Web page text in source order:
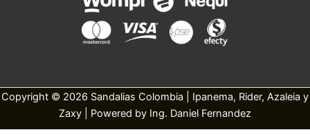
Copyright © 2026 Sandalias Colombia | Ipanema, Rider, Azaleia y
Zaxy | Powered by Ing. Daniel Fernandez